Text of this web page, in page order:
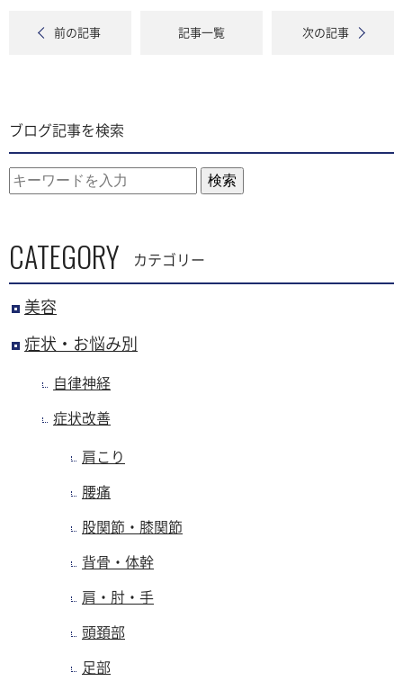
前の記事 記事一覧 次の記事
ブログ記事を検索
検索
CATEGORY カテゴリー
美容
症状・お悩み別
自律神経
症状改善
肩こり
腰痛
股関節・膝関節
背骨・体幹
肩・肘・手
頭頚部
足部